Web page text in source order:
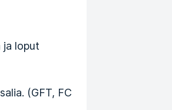
ja loput
(GFT, FC